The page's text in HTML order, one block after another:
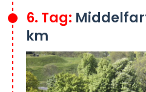
6. Tag:
km